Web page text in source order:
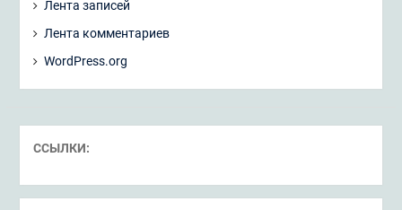
Лента записей
Лента комментариев
WordPress.org
ССЫЛКИ: